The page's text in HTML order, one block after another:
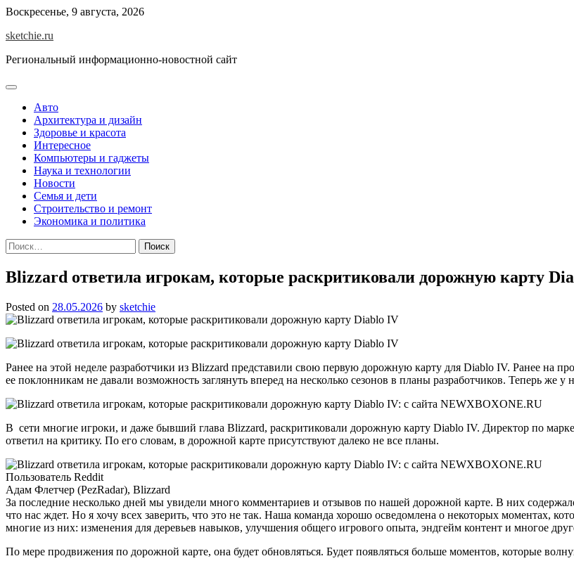
Skip
content
Воскресенье, 9 августа, 2026
sketchie.ru
Региональный информационно-новостной сайт
Авто
Архитектура и дизайн
Здоровье и красота
Интересное
Компьютеры и гаджеты
Наука и технологии
Новости
Семья и дети
Строительство и ремонт
Экономика и политика
Найти:
Blizzard ответила игрокам, которые раскритиковали дорожную карту
Posted on 28.05.2026 by sketchie
Ранее на этой неделе разработчики из Blizzard представили свою первую дорожную карту для Diablo IV. Ранее на
ее поклонникам не давали возможность заглянуть вперед на несколько сезонов в планы разработчиков. Теперь же
В сети многие игроки, и даже бывший глава Blizzard, раскритиковали дорожную карту Diablo IV. Директор по
ответил на критику. По его словам, в дорожной карте присутствуют далеко не все планы.
Пользователь Reddit
Адам Флетчер (PezRadar), Blizzard
За последние несколько дней мы увидели много комментариев и отзывов по нашей дорожной карте. В них
что нас ждет. Но я хочу всех заверить, что это не так. Наша команда хорошо осведомлена о некоторых моментах,
многие из них: изменения для деревьев навыков, улучшения общего игрового опыта, эндгейм контент и многое
По мере продвижения по дорожной карте, она будет обновляться. Будет появляться больше моментов, которые